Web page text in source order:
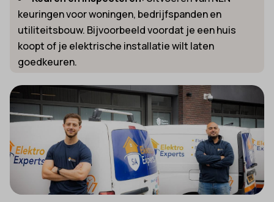
keuringen voor woningen, bedrijfspanden en
utiliteitsbouw. Bijvoorbeeld voordat je een huis
koopt of je elektrische installatie wilt laten
goedkeuren.